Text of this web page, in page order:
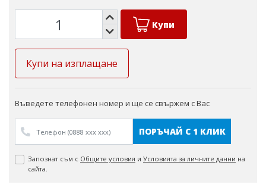
Купи
Купи на изплащане
Въведете телефонен номер и ще се свържем с Вас
ПОРЪЧАЙ С 1 КЛИК
Запознат съм с Общите условия и Условията за личните данни на
сайта.